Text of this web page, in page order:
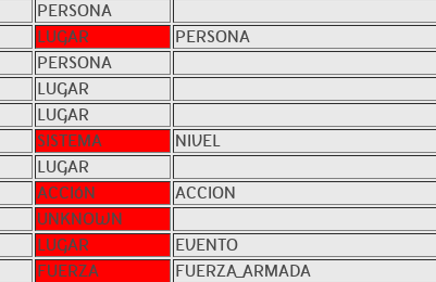
PERSONA
LUGAR
PERSONA
PERSONA
LUGAR
LUGAR
SISTEMA
NIVEL
LUGAR
ACCIóN
ACCION
UNKNOWN
LUGAR
EVENTO
FUERZA
FUERZA_ARMADA